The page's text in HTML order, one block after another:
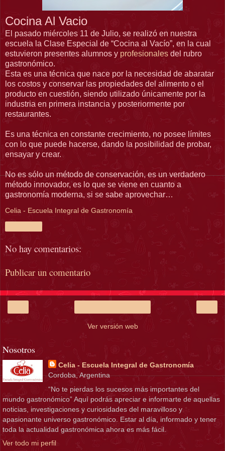
Cocina Al Vacio
El pasado miércoles 11 de Julio, se realizó en nuestra
escuela la Clase Especial de “Cocina al Vacío”, en la cual
estuvieron presentes alumnos y profesionales del rubro
gastronómico.
Esta es una técnica que nace por la necesidad de abaratar
los costos y conservar las propiedades del alimento o el
producto en cuestión, siendo utilizado únicamente por la
industria en primera instancia y posteriormente por
restaurantes.
Es una técnica en constante crecimiento, no posee límites
con lo que puede hacerse, dando la posibilidad de probar,
ensayar y crear.
No es sólo un método de conservación, es un verdadero
método innovador, es lo que se viene en cuanto a
gastronomía moderna, si se sabe aprovechar…
Celia - Escuela Integral de Gastronomía
No hay comentarios:
Publicar un comentario
Ver versión web
Nosotros
Celia - Escuela Integral de Gastronomía
Cordoba, Argentina
“No te pierdas los sucesos más importantes del
mundo gastronómico” Aquí podrás apreciar e informarte de aquellas
noticias, investigaciones y curiosidades del maravilloso y
apasionante universo gastronómico. Estar al día, informado y tener
toda la actualidad gastronómica ahora es más fácil.
Ver todo mi perfil